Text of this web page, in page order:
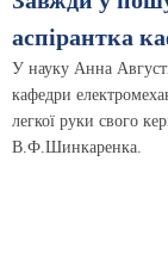
аспірантка
У науку Анна
кафедри
легкої руки свого
В.Ф.Шинкаренка.